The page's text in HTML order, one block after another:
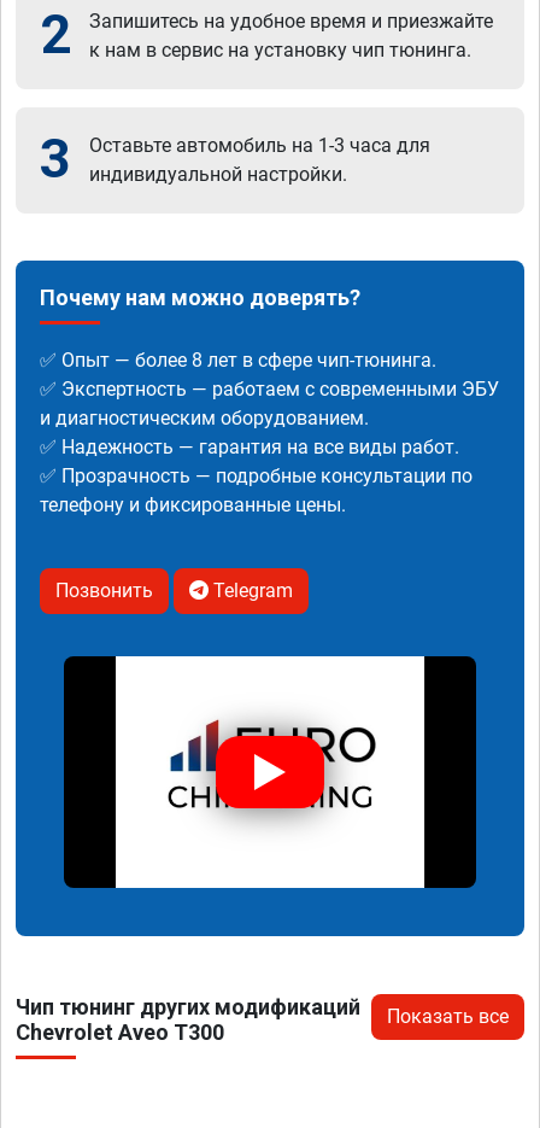
2
Запишитесь на удобное время и приезжайте
к нам в сервис на установку чип тюнинга.
3
Оставьте автомобиль на 1-3 часа для
индивидуальной настройки.
Почему нам можно доверять?
✅ Опыт — более 8 лет в сфере чип-тюнинга.
✅ Экспертность — работаем с современными ЭБУ
и диагностическим оборудованием.
✅ Надежность — гарантия на все виды работ.
✅ Прозрачность — подробные консультации по
телефону и фиксированные цены.
Позвонить Telegram
Чип тюнинг других модификаций
Chevrolet Aveo T300
Показать все